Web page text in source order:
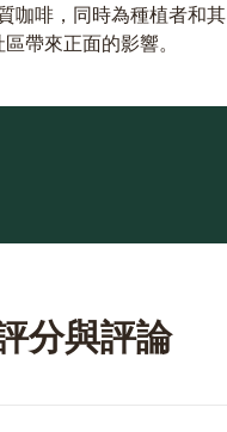
咖啡，同時為種植者和其
區帶來正面的影響。
分與評論